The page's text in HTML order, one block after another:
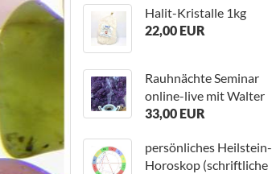
Halit-Kristalle 1kg
22,00 EUR
Rauhnächte Seminar
online-live mit Walter
33,00 EUR
persönliches Heilstein-
Horoskop (schriftliche